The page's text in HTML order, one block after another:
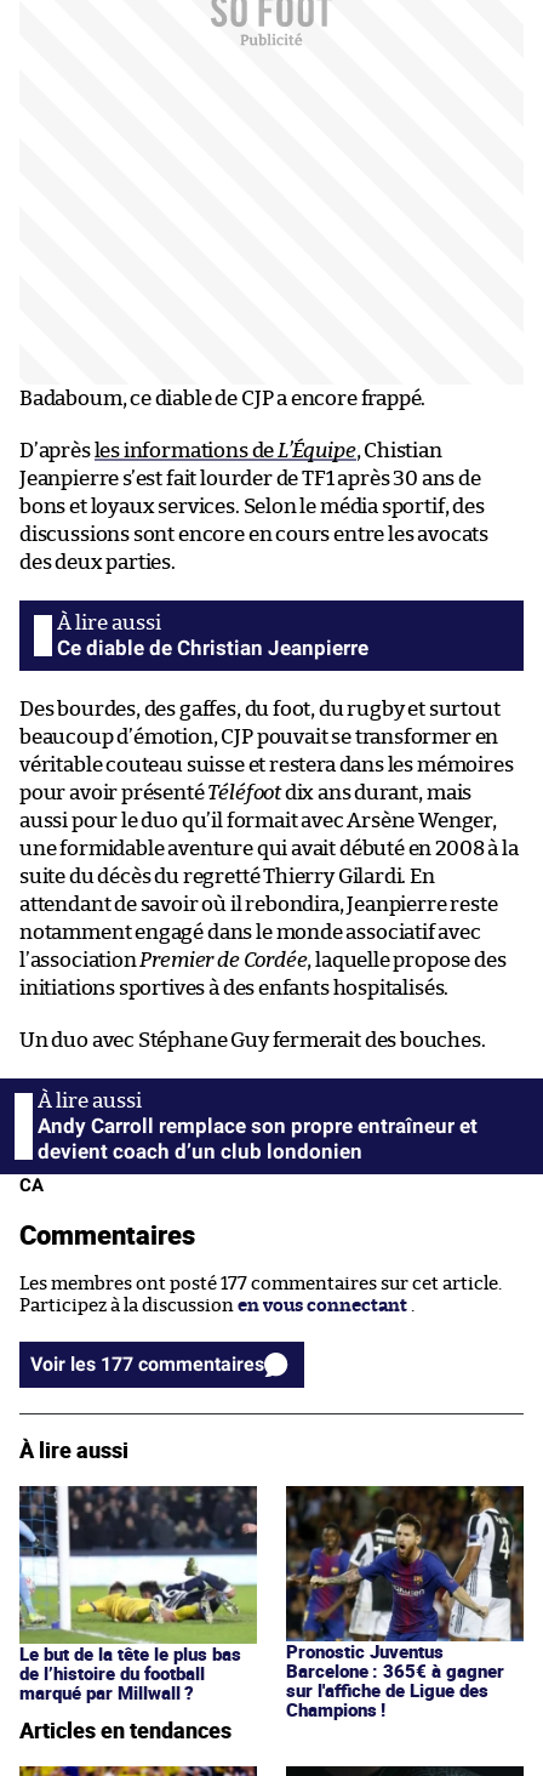
Badaboum, ce diable de CJP a encore frappé.
D’après les informations de L’Équipe, Chistian
Jeanpierre s’est fait lourder de TF1 après 30 ans de
bons et loyaux services. Selon le média sportif, des
discussions sont encore en cours entre les avocats
des deux parties.
Ce diable de Christian Jeanpierre
Des bourdes, des gaffes, du foot, du rugby et surtout
beaucoup d’émotion, CJP pouvait se transformer en
véritable couteau suisse et restera dans les mémoires
pour avoir présentéTéléfootdix ans durant, mais
aussi pour le duo qu’il formait avec Arsène Wenger,
une formidable aventure qui avait débuté en 2008 à la
suite du décès du regretté Thierry Gilardi. En
attendant de savoir où il rebondira, Jeanpierre reste
notamment engagé dans le monde associatif avec
l’association Premier de Cordée, laquelle propose des
initiations sportives à des enfants hospitalisés.
Un duo avec Stéphane Guy fermerait des bouches.
Andy Carroll remplace son propre entraîneur et
devient coach d’un club londonien
CA
Commentaires
Les membres ont posté 177 commentaires sur cet article.
Participez à la discussion en vous connectant
Voir les 177 commentaires
À lire aussi
Le but de la tête le plus bas
de l’histoire du football
marqué par Millwall ?
Pronostic Juventus
Barcelone : 365€ à gagner
sur l'affiche de Ligue des
Champions !
Articles en tendances